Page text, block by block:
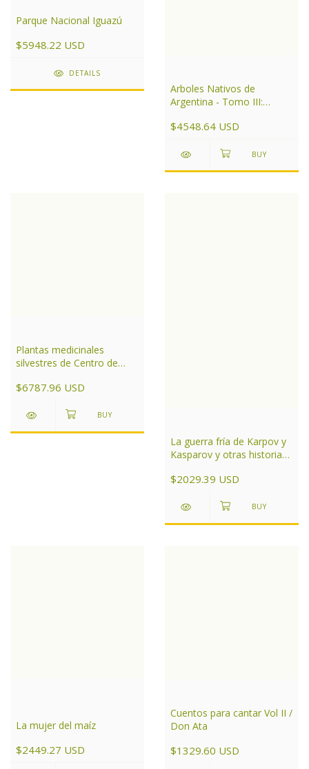
Parque Nacional Iguazú
$5948.22 USD
DETAILS
Arboles Nativos de
Argentina - Tomo III:
$4548.64 USD
Plantas medicinales
silvestres de Centro de
$6787.96 USD
La guerra fría de Karpov y
Kasparov y otras historias
$2029.39 USD
La mujer del maíz
$2449.27 USD
Cuentos para cantar Vol II /
Don Ata
$1329.60 USD